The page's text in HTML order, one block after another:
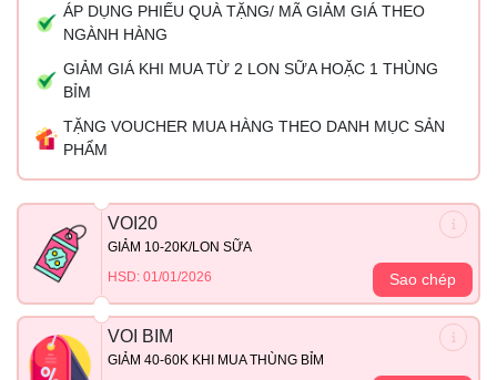
ÁP DỤNG PHIẾU QUÀ TẶNG/ MÃ GIẢM GIÁ THEO
NGÀNH HÀNG
GIẢM GIÁ KHI MUA TỪ 2 LON SỮA HOẶC 1 THÙNG
BỈM
TẶNG VOUCHER MUA HÀNG THEO DANH MỤC SẢN
PHẨM
VOI20
GIẢM 10-20K/LON SỮA
HSD: 01/01/2026
Sao chép
VOI BIM
GIẢM 40-60K KHI MUA THÙNG BỈM